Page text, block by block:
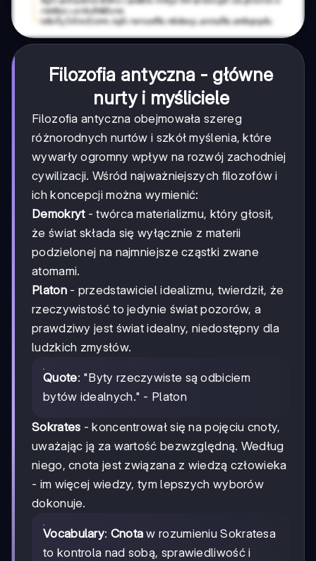
Filozofia antyczna - główne
nurty i myśliciele
Filozofia antyczna obejmowała szereg
różnorodnych nurtów i szkół myślenia, które
wywarły ogromny wpływ na rozwój zachodniej
cywilizacji. Wśród najważniejszych filozofów i
ich koncepcji można wymienić:
Demokryt- twórca materializmu, który głosił,
że świat składa się wyłącznie z materii
podzielonej na najmniejsze cząstki zwane
atomami.
Platon- przedstawiciel idealizmu, twierdził, że
rzeczywistość to jedynie świat pozorów, a
prawdziwy jest świat idealny, niedostępny dla
ludzkich zmysłów.
Quote: "Byty rzeczywiste są odbiciem
bytów idealnych." - Platon
Sokrates - koncentrował się na pojęciu cnoty,
uważając ją za wartość bezwzględną. Według
niego, cnota jest związana z wiedzą człowieka
- im więcej wiedzy, tym lepszych wyborów
dokonuje.
Vocabulary: Cnota w rozumieniu Sokratesa
to kontrola nad sobą, sprawiedliwość i